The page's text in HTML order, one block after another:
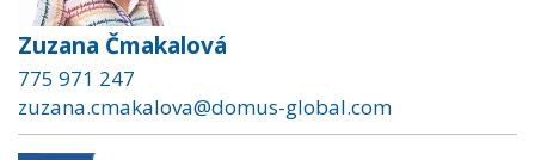
Zuzana Čmakalová
775 971 247
zuzana.cmakalova@domus-global.com